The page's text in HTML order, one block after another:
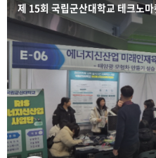
제 15회 국립군산대학교 테크노